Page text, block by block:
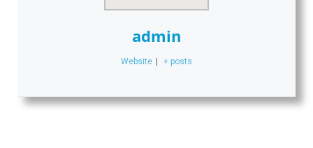
admin
Website | + posts